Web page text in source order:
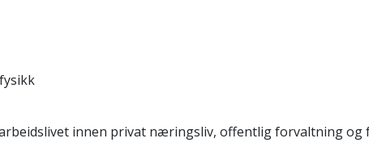
innen privat næringsliv, offentlig forvaltning og